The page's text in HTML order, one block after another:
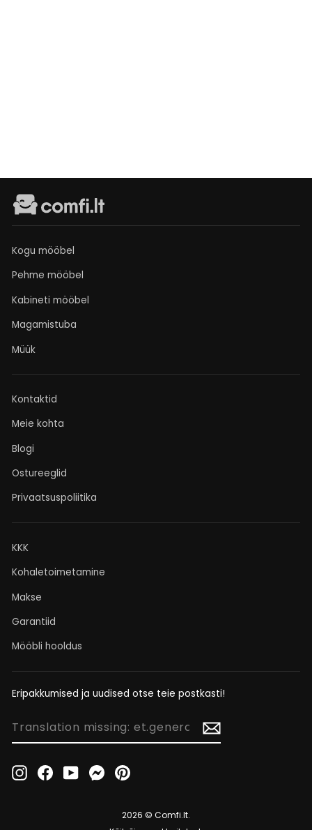
Kogu mööbel
Pehme mööbel
Kabineti mööbel
Magamistuba
Müük
Kontaktid
Meie kohta
Blogi
Ostureeglid
Privaatsuspoliitika
KKK
Kohaletoimetamine
Makse
Garantiid
Mööbli hooldus
Eripakkumised ja uudised otse teie postkasti!
TRANSLATION
InstagramFacebookYouTubeMessenger
2026 © Comfi.lt.